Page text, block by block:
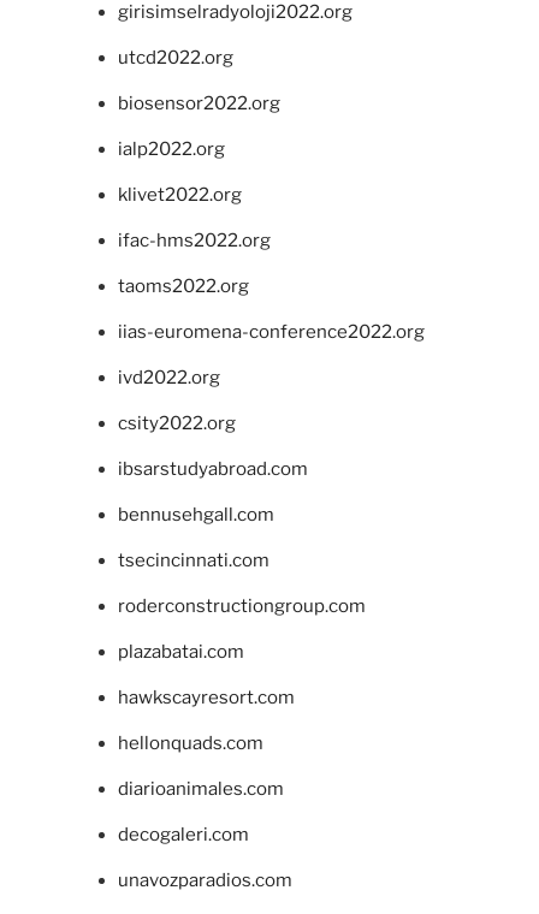
girisimselradyoloji2022.org
utcd2022.org
biosensor2022.org
ialp2022.org
klivet2022.org
ifac-hms2022.org
taoms2022.org
iias-euromena-conference2022.org
ivd2022.org
csity2022.org
ibsarstudyabroad.com
bennusehgall.com
tsecincinnati.com
roderconstructiongroup.com
plazabatai.com
hawkscayresort.com
hellonquads.com
diarioanimales.com
decogaleri.com
unavozparadios.com